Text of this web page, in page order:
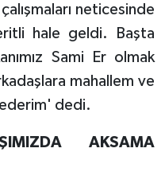
neticesinde
hale geldi. Başta
Sami Er olmak
mahallem ve
ederim' dedi.
AKSAMA